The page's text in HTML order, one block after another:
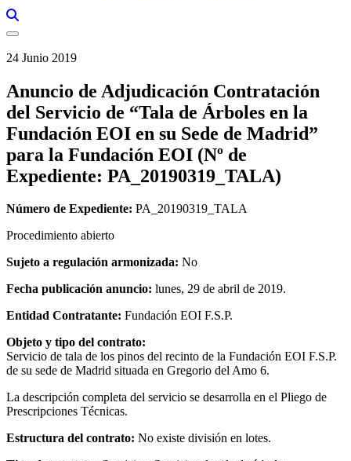
24 Junio 2019
Anuncio de Adjudicación Contratación
del Servicio de “Tala de Árboles en la
Fundación EOI en su Sede de Madrid”
para la Fundación EOI (Nº de
Expediente: PA_20190319_TALA)
Número de Expediente: PA_20190319_TALA
Procedimiento abierto
Sujeto a regulación armonizada: No
Fecha publicación anuncio: lunes, 29 de abril de 2019.
Entidad Contratante: Fundación EOI F.S.P.
Objeto y tipo del contrato:
Servicio de tala de los pinos del recinto de la Fundación EOI F.S.P.
de su sede de Madrid situada en Gregorio del Amo 6.
La descripción completa del servicio se desarrolla en el Pliego de
Prescripciones Técnicas.
Estructura del contrato: No existe división en lotes.